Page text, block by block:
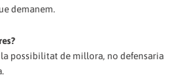
demanem.
la possibilitat de millora, no defensaria